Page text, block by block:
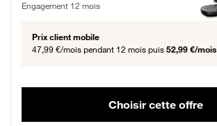
Engagement 12 mois
Prix client mobile
47,99 €/mois pendant 12 mois puis 52,99 €/mois
Choisir cette offre